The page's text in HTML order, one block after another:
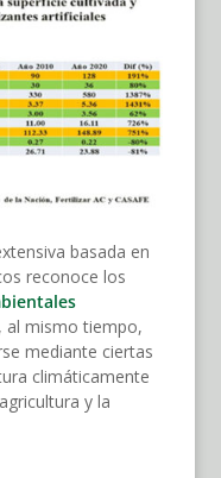
basada en
reconoce los
al mismo tiempo,
mediante ciertas
climáticamente
y la